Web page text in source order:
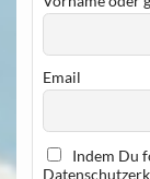
Email
Indem Du